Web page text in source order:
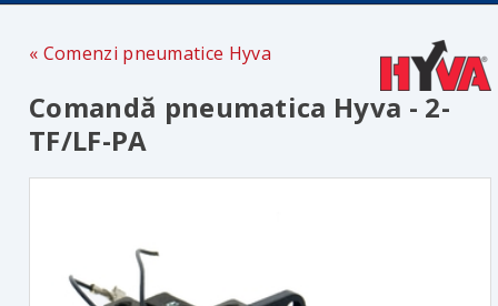
Comenzi pneumatice Hyva
Comandă pneumatica Hyva - 2-
TF/LF-PA